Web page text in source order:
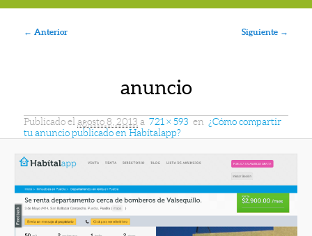
Navegador de imágenes
← Anterior Siguiente →
anuncio
Publicado el agosto 8, 2013 a 721 × 593 en ¿Cómo compartir
tu anuncio publicado en Habítalapp?